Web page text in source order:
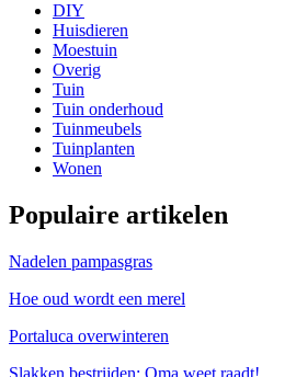
DIY
Huisdieren
Moestuin
Overig
Tuin
Tuin onderhoud
Tuinmeubels
Tuinplanten
Wonen
Populaire artikelen
Nadelen pampasgras
Hoe oud wordt een merel
Portaluca overwinteren
Slakken bestrijden: Oma weet raadt!